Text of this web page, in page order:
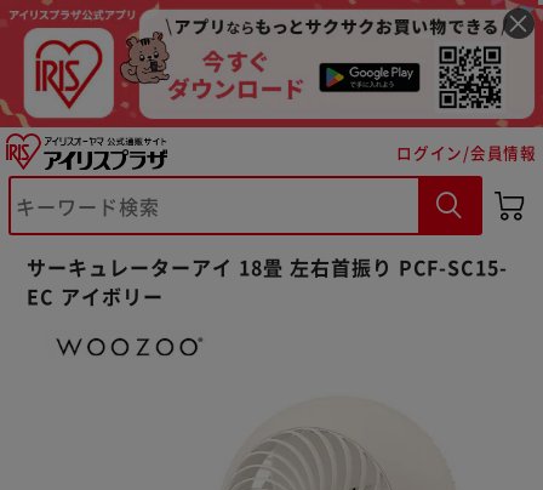
ログイン/会員情報
サーキュレーターアイ 18畳 左右首振り PCF-SC15-
EC アイボリー